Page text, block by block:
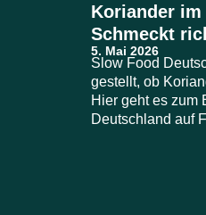
Koriander
Schmeckt
Slow Food
gestellt, ob
Hier geht es zum
Deutschland auf